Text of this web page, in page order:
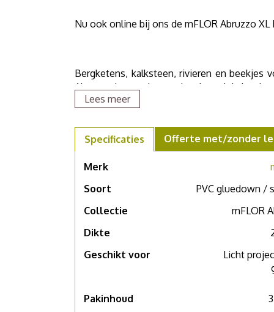
Nu ook online bij ons de mFLOR Abruzzo
Bergketens, kalksteen, rivieren en beekjes
Abruzzo, het oudste nationale park in het
de kracht en traditie van het bergachtige
combineren. De mFLOR tegels van de
te krijgen als Abruzzo XL met vierkante
Als u meer wilt weten over deze vloer,
Lees meer
Specificaties Offerte met/zonder
Merk
Soort
PVC gluedown /
Collectie
mFLOR
Dikte
Geschikt voor
Licht
Pakinhoud